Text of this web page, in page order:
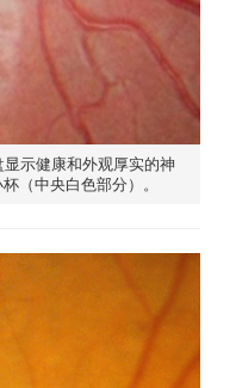
示健康和外观厚实的神
（中央白色部分）。